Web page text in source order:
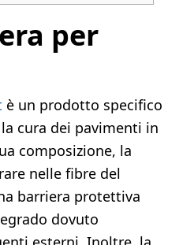
per
è un prodotto specifico
cura dei pavimenti in
composizione, la
nelle fibre del
barriera protettiva
dovuto